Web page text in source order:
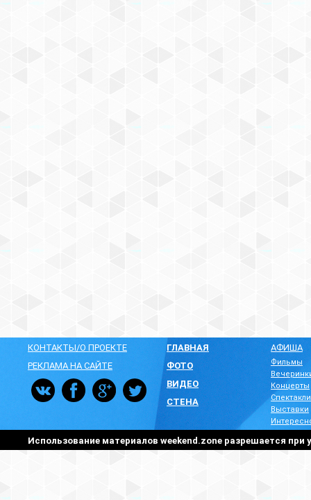
КОНТАКТЫ/О ПРОЕКТЕ
РЕКЛАМА НА САЙТЕ
ГЛАВНАЯ
ФОТО
ВИДЕО
СТЕНА
АФИША
Фильмы
Концерты
Спектакли
Выставки
Использование материалов weekend.zone разрешается